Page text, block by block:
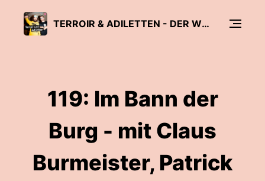
TERROIR & ADILETTEN - DER WEINPODCAST
119: Im Bann der
Burg - mit Claus
Burmeister, Patrick